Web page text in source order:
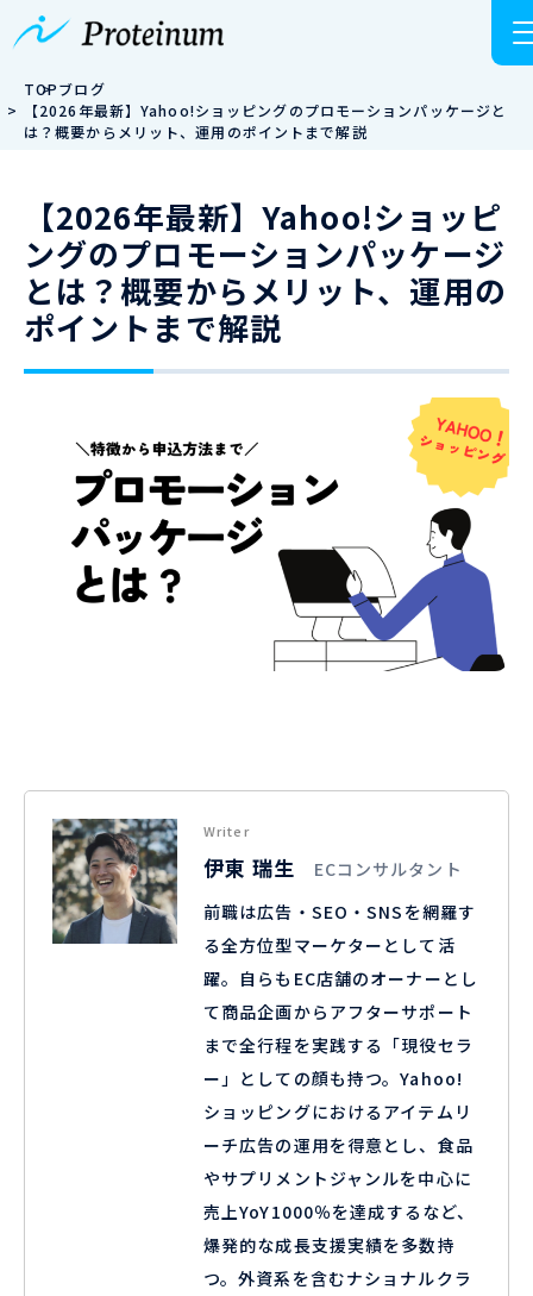
TOPブログ
【2026年最新】Yahoo!ショッピングのプロモーションパッケージと
は？概要からメリット、運用のポイントまで解説
【2026年最新】Yahoo!ショッピ
ングのプロモーションパッケージ
とは？概要からメリット、運用の
ポイントまで解説
Writer
伊東 瑞生
ECコンサルタント
前職は広告・SEO・SNSを網羅す
る全方位型マーケターとして活
躍。自らもEC店舗のオーナーとし
て商品企画からアフターサポート
まで全行程を実践する「現役セラ
ー」としての顔も持つ。Yahoo!
ショッピングにおけるアイテムリ
ーチ広告の運用を得意とし、食品
やサプリメントジャンルを中心に
売上YoY1000％を達成するなど、
爆発的な成長支援実績を多数持
つ。外資系を含むナショナルクラ